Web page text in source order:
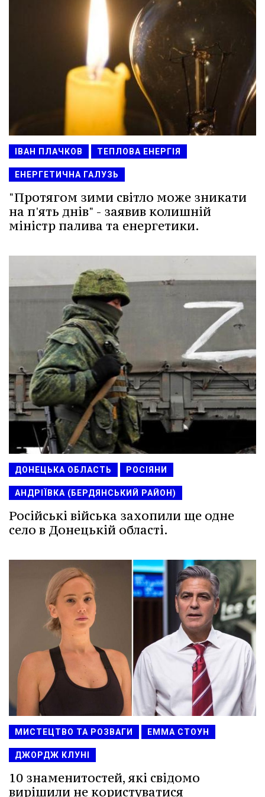
ІВАН ПЛАЧКОВ ТЕПЛОВА ЕНЕРГІЯ
ЕНЕРГЕТИЧНА ГАЛУЗЬ
"Протягом зими світло може зникати
на п'ять днів" - заявив колишній
міністр палива та енергетики.
ДОНЕЦЬКА ОБЛАСТЬ РОСІЯНИ
АНДРІЇВКА (БЕРДЯНСЬКИЙ РАЙОН)
Російські війська захопили ще одне
село в Донецькій області.
МИСТЕЦТВО ТА РОЗВАГИ ЕММА СТОУН
ДЖОРДЖ КЛУНІ
10 знаменитостей, які свідомо
вирішили не користуватися